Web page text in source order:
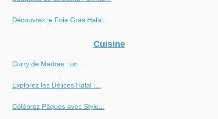
Découvrez le Foie Gras Halal...
Cuisine
Curry de Madras : un...
Explorez les Délices Halal :...
Célébrez Pâques avec Style...